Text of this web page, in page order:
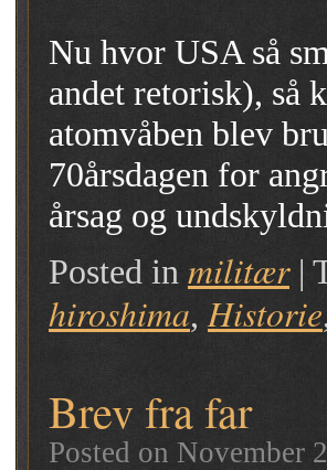
Nu hvor USA så
andet retorisk), så
atomvåben blev
70årsdagen for
årsag og
Posted in militær |
hiroshima,Historie
Brev fra far
Posted on November